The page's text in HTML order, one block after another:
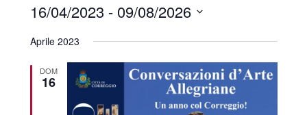
16/04/2023 - 09/08/2026
date.
Aprile 2023
DOM
16